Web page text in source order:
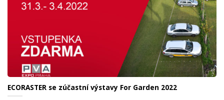
ECORASTER se zúčastní výstavy For Garden 2022